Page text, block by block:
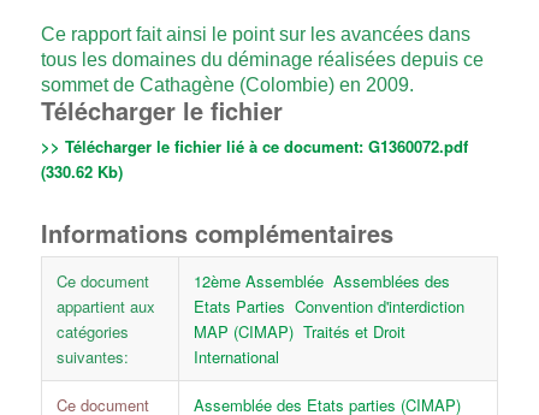
Ce rapport fait ainsi le point sur les avancées dans
tous les domaines du déminage réalisées depuis ce
sommet de Cathagène (Colombie) en 2009.
Télécharger le fichier
>> Télécharger le fichier lié à ce document: G1360072.pdf
(330.62 Kb)
Informations complémentaires
Ce document
appartient aux
catégories
suivantes:
12ème Assemblée Assemblées des
Etats Parties Convention d'interdiction
MAP (CIMAP) Traités et Droit
International
Ce document Assemblée des Etats parties (CIMAP)